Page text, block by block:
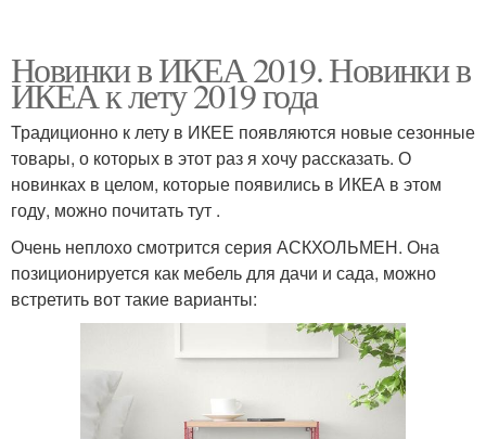
Новинки в ИКЕА 2019. Новинки в
ИКЕА к лету 2019 года
Традиционно к лету в ИКЕЕ появляются новые сезонные
товары, о которых в этот раз я хочу рассказать. О
новинках в целом, которые появились в ИКЕА в этом
году, можно почитать тут .
Очень неплохо смотрится серия АСКХОЛЬМЕН. Она
позиционируется как мебель для дачи и сада, можно
встретить вот такие варианты: